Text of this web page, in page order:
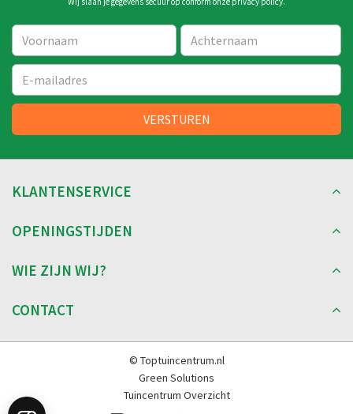
KLANTENSERVICE
OPENINGSTIJDEN
WIE ZIJN WIJ?
CONTACT
© Toptuincentrum.nl
Green Solutions
Tuincentrum Overzicht